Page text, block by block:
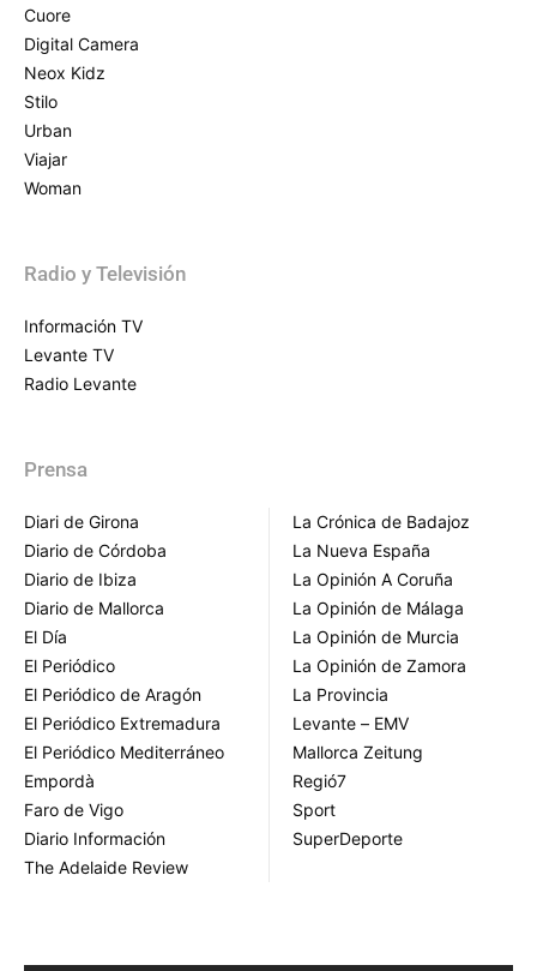
Cuore
Digital Camera
Neox Kidz
Stilo
Urban
Viajar
Woman
Radio y Televisión
Información TV
Levante TV
Radio Levante
Prensa
Diari de Girona
Diario de Córdoba
Diario de Ibiza
Diario de Mallorca
El Día
El Periódico
El Periódico de Aragón
El Periódico Extremadura
El Periódico Mediterráneo
Empordà
Faro de Vigo
Diario Información
The Adelaide Review
La Crónica de Badajoz
La Nueva España
La Opinión A Coruña
La Opinión de Málaga
La Opinión de Murcia
La Opinión de Zamora
La Provincia
Levante – EMV
Mallorca Zeitung
Regió7
Sport
SuperDeporte